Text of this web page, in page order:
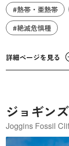
くの動植物の住
アカウミガメな
ゴンの生息地と
す。
#熱帯・亜熱帯
#絶滅危惧種
詳細ページを見る
ジョギン
Joggins Fossil